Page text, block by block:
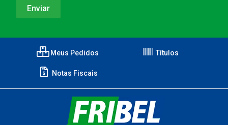
Meus Pedidos Títulos
Notas Fiscais